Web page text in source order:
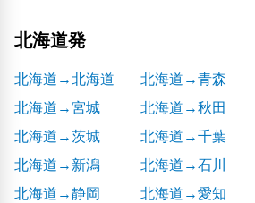
北海道発
北海道→北海道 北海道→青森
北海道→宮城
北海道→秋田
北海道→茨城
北海道→千葉
北海道→新潟
北海道→石川
北海道→静岡
北海道→愛知